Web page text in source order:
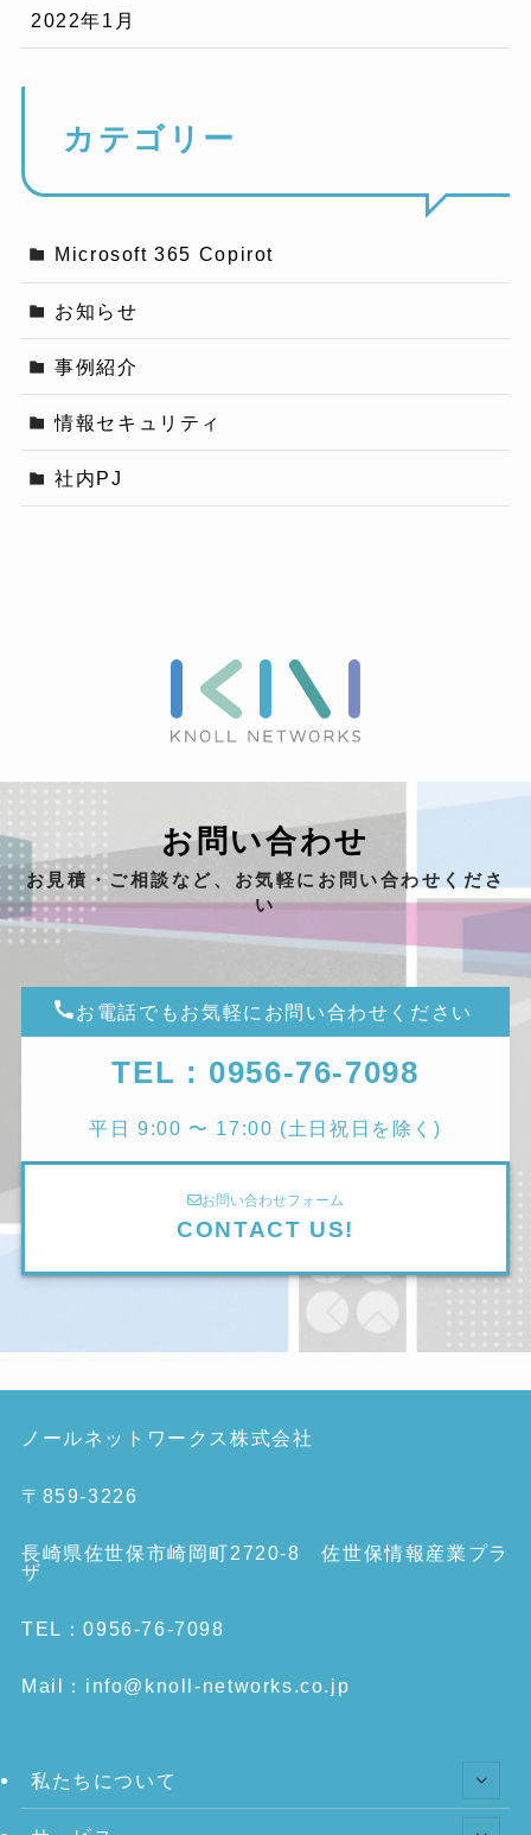
2022年1月
カテゴリー
Microsoft 365 Copirot
お知らせ
事例紹介
情報セキュリティ
社内PJ
お問い合わせ
お見積・ご相談など、お気軽にお問い合わせくださ
い
お電話でもお気軽にお問い合わせください
TEL : 0956-76-7098
平日 9:00 〜 17:00 (土日祝日を除く)
お問い合わせフォーム
CONTACT US!
ノールネットワークス株式会社
〒859-3226
長崎県佐世保市崎岡町2720-8 佐世保情報産業プラ
ザ
TEL：0956-76-7098
Mail：info@knoll-networks.co.jp
私たちについて